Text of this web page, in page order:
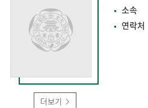
더보기
소속
연락처